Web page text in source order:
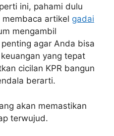
ini, pahami dulu
artikel gadai
mengambil
agar Anda bisa
yang tepat
cicilan KPR bangun
berarti.
akan memastikan
terwujud.